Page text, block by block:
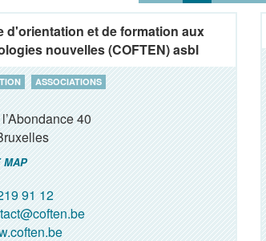
d'orientation et de formation aux
nouvelles (COFTEN) asbl
ASSOCIATIONS
40
MAP
91 12